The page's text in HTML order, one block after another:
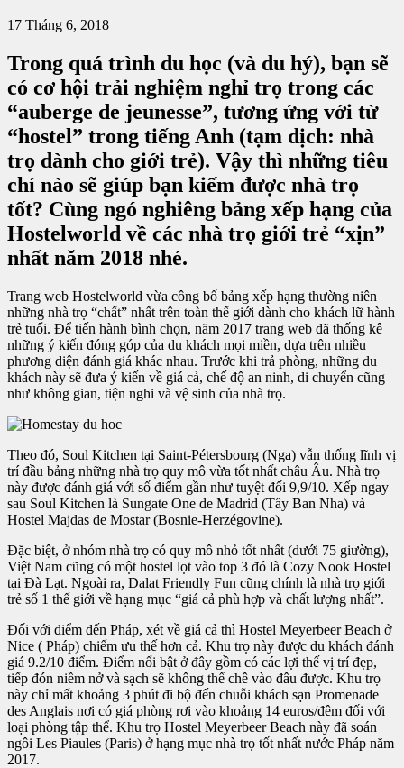
17 Tháng 6, 2018
Trong quá trình du học (và du hý), bạn sẽ
có cơ hội trải nghiệm nghỉ trọ trong các
“auberge de jeunesse”, tương ứng với từ
“hostel” trong tiếng Anh (tạm dịch: nhà
trọ dành cho giới trẻ). Vậy thì những tiêu
chí nào sẽ giúp bạn kiếm được nhà trọ
tốt? Cùng ngó nghiêng bảng xếp hạng của
Hostelworld về các nhà trọ giới trẻ “xịn”
nhất năm 2018 nhé.
Trang web Hostelworld vừa công bố bảng xếp hạng thường niên
những nhà trọ “chất” nhất trên toàn thế giới dành cho khách lữ hành
trẻ tuổi. Để tiến hành bình chọn, năm 2017 trang web đã thống kê
những ý kiến đóng góp của du khách mọi miền, dựa trên nhiều
phương diện đánh giá khác nhau. Trước khi trả phòng, những du
khách này sẽ đưa ý kiến về giá cả, chế độ an ninh, di chuyển cũng
như không gian, tiện nghi và vệ sinh của nhà trọ.
Theo đó, Soul Kitchen tại Saint-Pétersbourg (Nga) vẫn thống lĩnh vị
trí đầu bảng những nhà trọ quy mô vừa tốt nhất châu Âu. Nhà trọ
này được đánh giá với số điểm gần như tuyệt đối 9,9/10. Xếp ngay
sau Soul Kitchen là Sungate One de Madrid (Tây Ban Nha) và
Hostel Majdas de Mostar (Bosnie-Herzégovine).
Đặc biệt, ở nhóm nhà trọ có quy mô nhỏ tốt nhất (dưới 75 giường),
Việt Nam cũng có một hostel lọt vào top 3 đó là Cozy Nook Hostel
tại Đà Lạt. Ngoài ra, Dalat Friendly Fun cũng chính là nhà trọ giới
trẻ số 1 thế giới về hạng mục “giá cả phù hợp và chất lượng nhất”.
Đối với điểm đến Pháp, xét về giá cả thì Hostel Meyerbeer Beach ở
Nice ( Pháp) chiếm ưu thế hơn cả. Khu trọ này được du khách đánh
giá 9.2/10 điểm. Điểm nổi bật ở đây gồm có các lợi thế vị trí đẹp,
tiếp đón niềm nở và sạch sẽ không thể chê vào đâu được. Khu trọ
này chỉ mất khoảng 3 phút đi bộ đến chuỗi khách sạn Promenade
des Anglais nơi có giá phòng rơi vào khoảng 14 euros/đêm đối với
loại phòng tập thể. Khu trọ Hostel Meyerbeer Beach này đã soán
ngôi Les Piaules (Paris) ở hạng mục nhà trọ tốt nhất nước Pháp năm
2017.